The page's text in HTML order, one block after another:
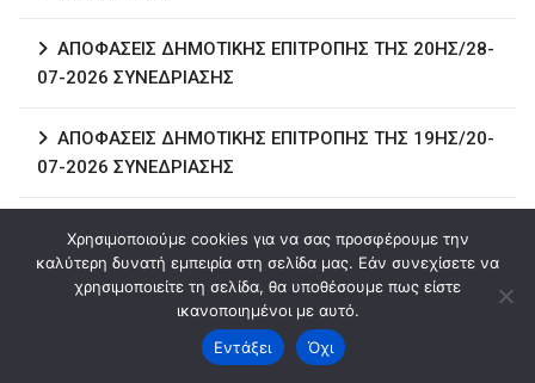
ΑΠΟΦΑΣΕΙΣ ΔΗΜΟΤΙΚΗΣ ΕΠΙΤΡΟΠΗΣ ΤΗΣ 20ΗΣ/28-
07-2026 ΣΥΝΕΔΡΙΑΣΗΣ
ΑΠΟΦΑΣΕΙΣ ΔΗΜΟΤΙΚΗΣ ΕΠΙΤΡΟΠΗΣ ΤΗΣ 19ΗΣ/20-
07-2026 ΣΥΝΕΔΡΙΑΣΗΣ
(χωρίς τίτλο)
(χωρίς τίτλο)
Χρησιμοποιούμε cookies για να σας προσφέρουμε την
καλύτερη δυνατή εμπειρία στη σελίδα μας. Εάν συνεχίσετε να
χρησιμοποιείτε τη σελίδα, θα υποθέσουμε πως είστε
ικανοποιημένοι με αυτό.
Εντάξει
Όχι